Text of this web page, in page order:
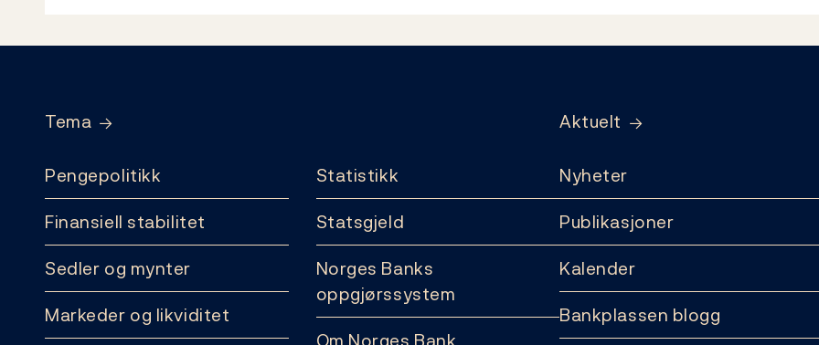
Tema
Pengepolitikk
Finansiell stabilitet
Sedler og mynter
Markeder og likviditet
Statistikk
Statsgjeld
Norges Banks
oppgjørssystem
Aktuelt
Nyheter
Publikasjoner
Kalender
Bankplassen blogg